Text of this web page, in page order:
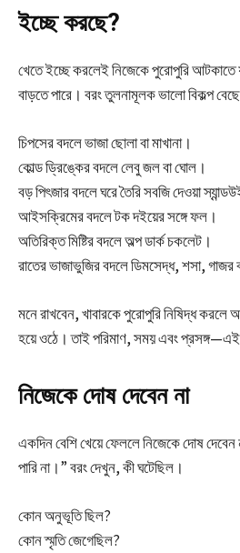
ইচ্ছে করছে?
খেতে ইচ্ছে করলেই নিজেকে পুরোপুরি আটকাতে
বাড়তে পারে। বরং তুলনামূলক ভালো বিকল্প
চিপসের বদলে ভাজা ছোলা বা মাখানা।
কোল্ড ড্রিঙ্কের বদলে লেবু জল বা ঘোল।
বড় পিৎজার বদলে ঘরে তৈরি সবজি দেওয়া
আইসক্রিমের বদলে টক দইয়ের সঙ্গে ফল।
অতিরিক্ত মিষ্টির বদলে অল্প ডার্ক চকলেট।
রাতের ভাজাভুজির বদলে ডিমসেদ্ধ, শসা, গাজর
মনে রাখবেন, খাবারকে পুরোপুরি নিষিদ্ধ
হয়ে ওঠে। তাই পরিমাণ, সময় এবং প্রসঙ্গ—এই
নিজেকে দোষ দেবেন না
একদিন বেশি খেয়ে ফেললে নিজেকে দোষ
পারি না।” বরং দেখুন, কী ঘটেছিল।
কোন অনুভূতি ছিল?
কোন স্মৃতি জেগেছিল?